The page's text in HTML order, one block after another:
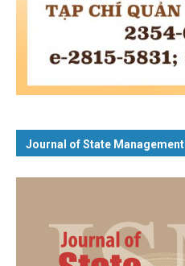
Journal of State Management